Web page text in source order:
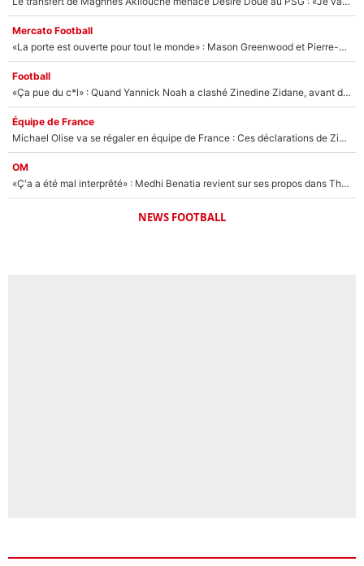
Mercato Football
«La porte est ouverte pour tout le monde» : Mason Greenwood et Pierre-Emerick Aubameyang ont quitté l'OM, Amine Gouiri balance sur la suite du mercato et sur la réaction du vestiaire !
Football
«Ça pue du c*l» : Quand Yannick Noah a clashé Zinedine Zidane, avant de se faire recadrer par le nouveau sélectionneur de l'équipe de France !
Équipe de France
Michael Olise va se régaler en équipe de France : Ces déclarations de Zinedine Zidane qui prouvent qu'il va tout miser sur la star du Bayern Munich !
OM
«Ç'a a été mal interprêté» : Medhi Benatia revient sur ses propos dans The Bridge et précise ses conditions pour rejoindre le PSG !
NEWS FOOTBALL